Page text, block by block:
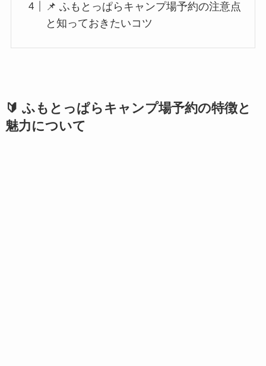
📌 ふもとっぱらキャンプ場予約の注意点
と知っておきたいコツ
🔰 ふもとっぱらキャンプ場予約の特徴と
魅力について